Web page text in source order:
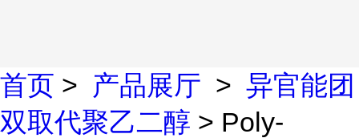
首页 > 产品展厅 > 异官能团
双取代聚乙二醇 > Poly-